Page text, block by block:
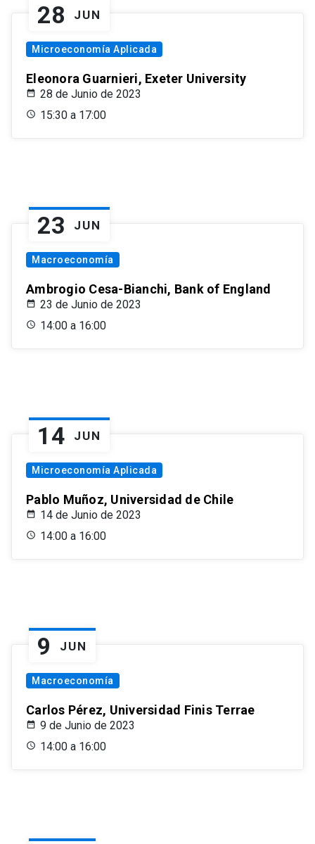
28 JUN
Microeconomía Aplicada
Eleonora Guarnieri, Exeter University
28 de Junio de 2023
15:30 a 17:00
23 JUN
Macroeconomía
Ambrogio Cesa-Bianchi, Bank of England
23 de Junio de 2023
14:00 a 16:00
14 JUN
Microeconomía Aplicada
Pablo Muñoz, Universidad de Chile
14 de Junio de 2023
14:00 a 16:00
9 JUN
Macroeconomía
Carlos Pérez, Universidad Finis Terrae
9 de Junio de 2023
14:00 a 16:00